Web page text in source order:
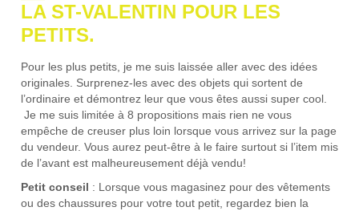
LA ST-VALENTIN POUR LES
PETITS.
Pour les plus petits, je me suis laissée aller avec des idées
originales. Surprenez-les avec des objets qui sortent de
l’ordinaire et démontrez leur que vous êtes aussi super cool.
Je me suis limitée à 8 propositions mais rien ne vous
empêche de creuser plus loin lorsque vous arrivez sur la page
du vendeur. Vous aurez peut-être à le faire surtout si l’item mis
de l’avant est malheureusement déjà vendu!
Petit conseil : Lorsque vous magasinez pour des vêtements
ou des chaussures pour votre tout petit, regardez bien la